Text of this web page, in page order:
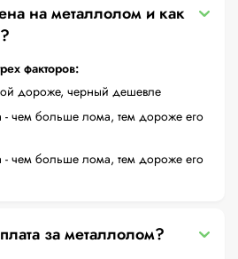
на металлолом и как
факторов:
дороже, черный дешевле
- чем больше лома, тем дороже его
- чем больше лома, тем дороже его
за металлолом?